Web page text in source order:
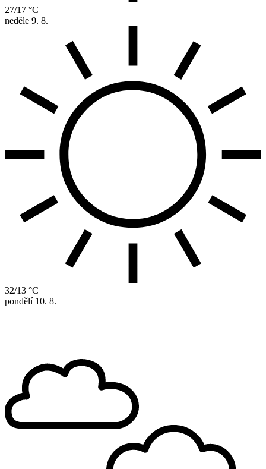
27/17 °C
neděle 9. 8.
32/13 °C
pondělí 10. 8.